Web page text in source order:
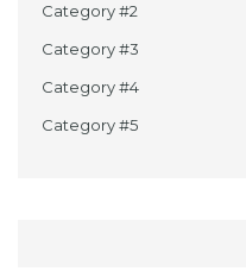
Category #2
Category #3
Category #4
Category #5